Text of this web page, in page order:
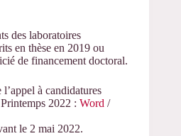
des laboratoires
en thèse en 2019 ou
de financement doctoral.
à candidatures
2022 : Word /
le 2 mai 2022.